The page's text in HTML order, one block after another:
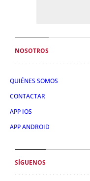
NOSOTROS
QUIÉNES SOMOS
CONTACTAR
APP IOS
APP ANDROID
SÍGUENOS